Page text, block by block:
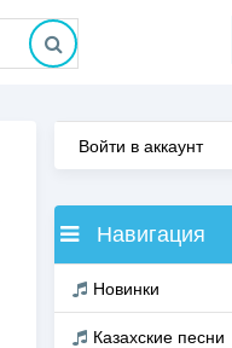
Войти в аккаунт
Навигация
Новинки
Казахские песни